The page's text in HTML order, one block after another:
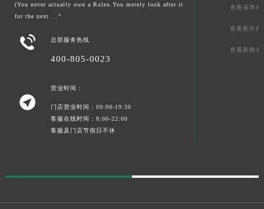
(You never actually own a Rolex.You merely look after it
for the next ...”
 总部服务热线
400-805-0023

营业时间：
门店营业时间：09:00-19:30
客服在线时间：8:00-22:00
客服及门店节假日不休
查看保养相
查看配件相
查看新闻资